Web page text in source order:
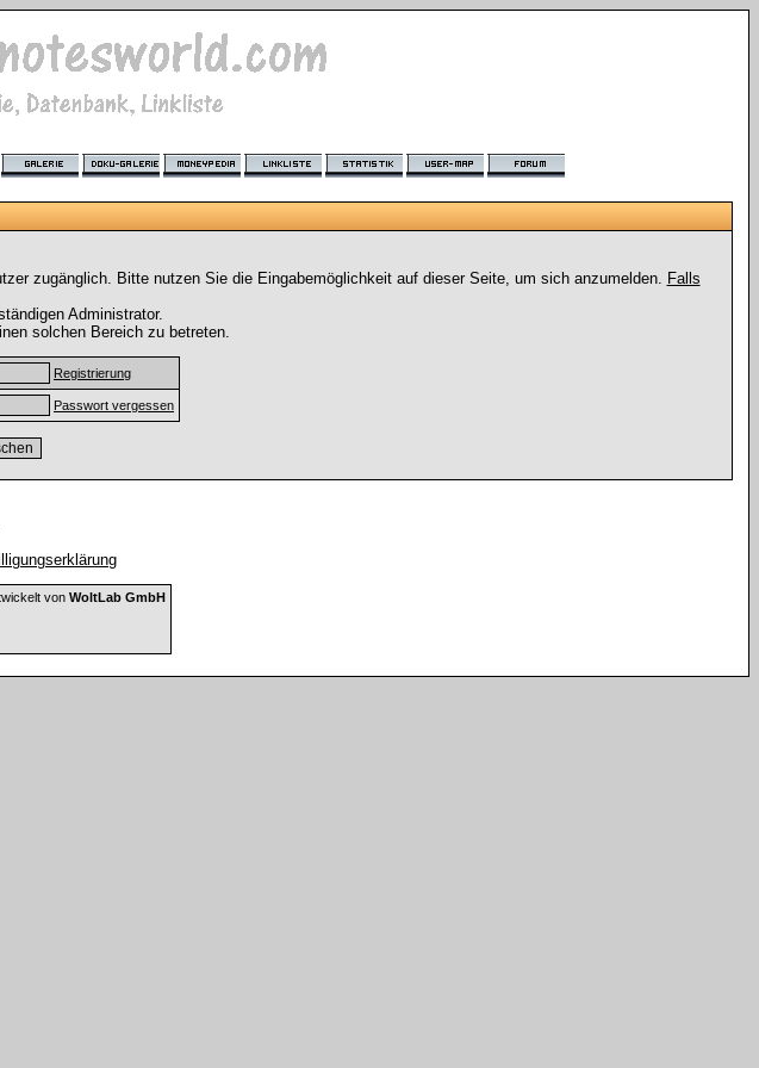
zugänglich. Bitte nutzen Sie die Eingabemöglichkeit auf dieser Seite, um sich anzumelden. Falls
Administrator.
solchen Bereich zu betreten.
Registrierung
Passwort vergessen
von WoltLab GmbH